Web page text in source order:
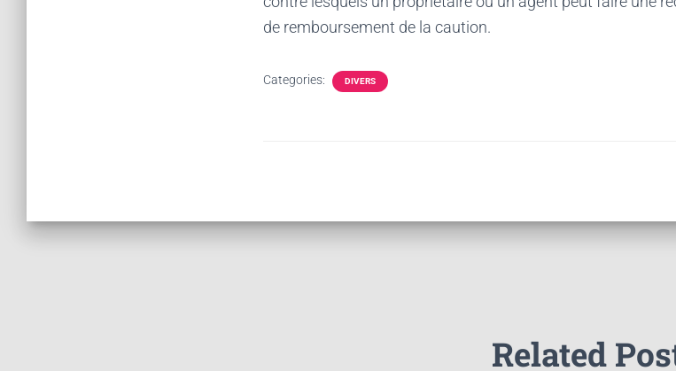
de remboursement de la caution.
Categories: DIVERS
Related